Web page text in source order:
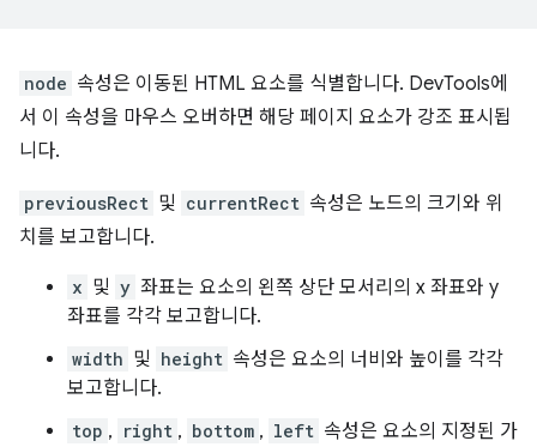
node 속성은 이동된 HTML 요소를 식별합니다. DevTools에
서 이 속성을 마우스 오버하면 해당 페이지 요소가 강조 표시됩
니다.
previousRect 및 currentRect 속성은 노드의 크기와 위
치를 보고합니다.
x 및 y 좌표는 요소의 왼쪽 상단 모서리의 x 좌표와 y
좌표를 각각 보고합니다.
width 및 height 속성은 요소의 너비와 높이를 각각
보고합니다.
top , right , bottom , left 속성은 요소의 지정된 가